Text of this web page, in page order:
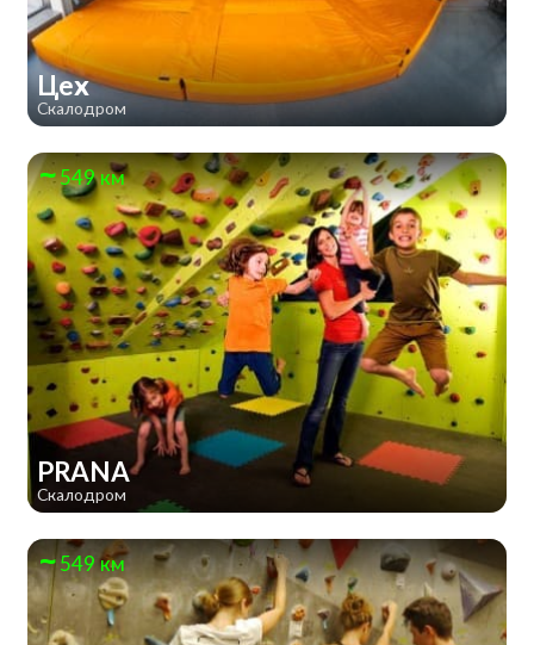
Цех
Скалодром
549 км
PRANA
Скалодром
549 км